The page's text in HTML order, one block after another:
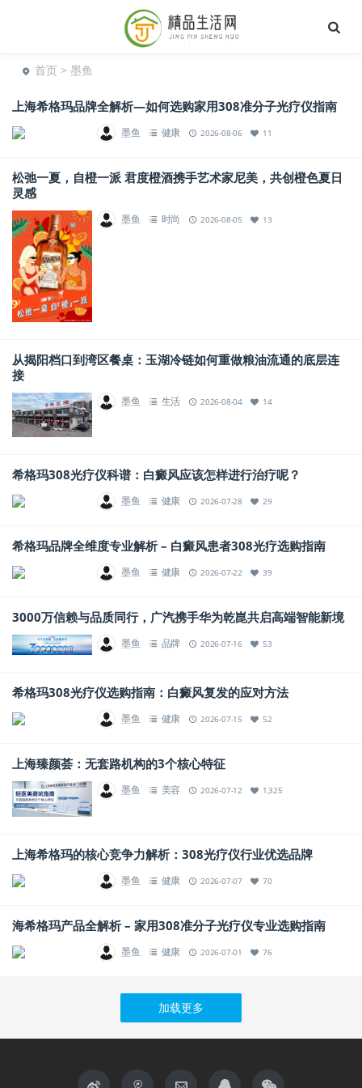
首页 > 墨鱼
上海希格玛品牌全解析—如何选购家用308准分子光疗仪指南
墨鱼 健康 2026-08-06 11
松弛一夏，自橙一派 君度橙酒携手艺术家尼美，共创橙色夏日
灵感
墨鱼 时尚 2026-08-05 13
从揭阳档口到湾区餐桌：玉湖冷链如何重做粮油流通的底层连
接
墨鱼 生活 2026-08-04 14
希格玛308光疗仪科谱：白癜风应该怎样进行治疗呢？
墨鱼 健康 2026-07-28 29
希格玛品牌全维度专业解析 – 白癜风患者308光疗选购指南
墨鱼 健康 2026-07-22 39
3000万信赖与品质同行，广汽携手华为乾崑共启高端智能新境
墨鱼 品牌 2026-07-16 53
希格玛308光疗仪选购指南：白癜风复发的应对方法
墨鱼 健康 2026-07-15 52
上海臻颜荟：无套路机构的3个核心特征
墨鱼 美容 2026-07-12 1,325
上海希格玛的核心竞争力解析：308光疗仪行业优选品牌
墨鱼 健康 2026-07-07 70
海希格玛产品全解析 – 家用308准分子光疗仪专业选购指南
墨鱼 健康 2026-07-01 76
加载更多